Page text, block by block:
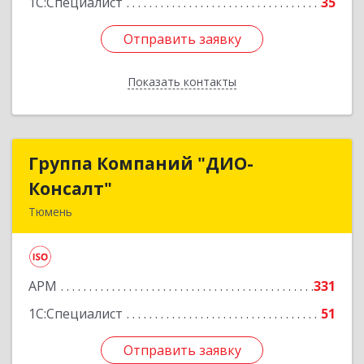
Отправить заявку
Показать контакты
Отправить заявку
Назад
Группа Компаний "ДИО-
Консалт"
Тюмень
АРМ
331
1С:Специалист
51
Отправить заявку
Группа Компаний "ДИО-
Подробнее
Отправить заявку